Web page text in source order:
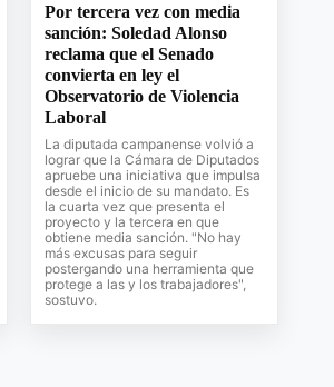
Por tercera vez con media
sanción: Soledad Alonso
reclama que el Senado
convierta en ley el
Observatorio de Violencia
Laboral
La diputada campanense volvió a
lograr que la Cámara de Diputados
apruebe una iniciativa que impulsa
desde el inicio de su mandato. Es
la cuarta vez que presenta el
proyecto y la tercera en que
obtiene media sanción. "No hay
más excusas para seguir
postergando una herramienta que
protege a las y los trabajadores",
sostuvo.